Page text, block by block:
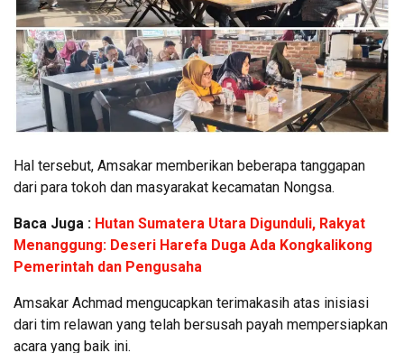
Hal tersebut, Amsakar memberikan beberapa tanggapan
dari para tokoh dan masyarakat kecamatan Nongsa.
Baca Juga : Hutan Sumatera Utara Digunduli, Rakyat
Menanggung: Deseri Harefa Duga Ada Kongkalikong
Pemerintah dan Pengusaha
Amsakar Achmad mengucapkan terimakasih atas inisiasi
dari tim relawan yang telah bersusah payah mempersiapkan
acara yang baik ini.